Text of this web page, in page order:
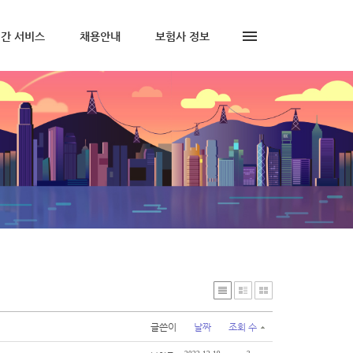
서비스 채용안내 보험사 정보
글쓴이 날짜 조회 수